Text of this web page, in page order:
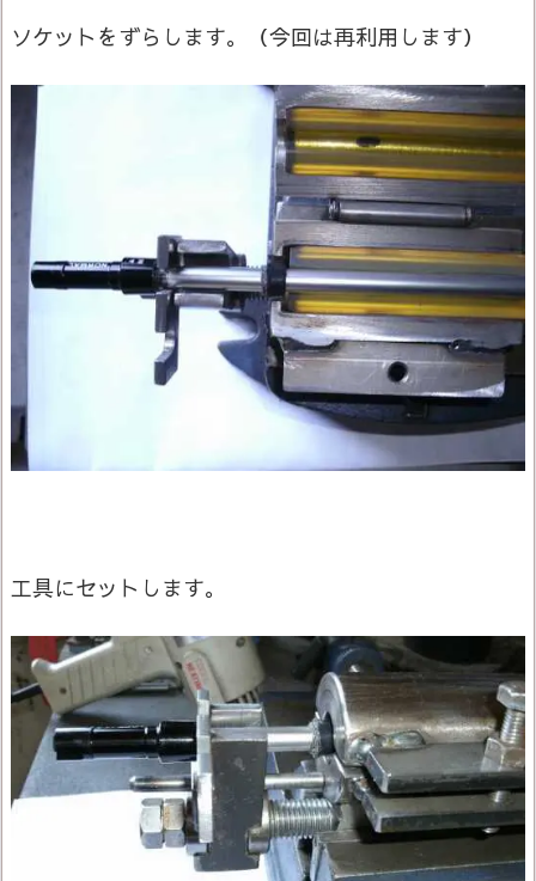
ソケットをずらします。（今回は再利用します）
工具にセットします。